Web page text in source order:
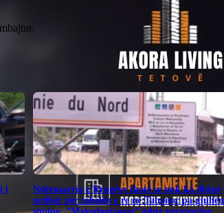
i
Ndërmarrja e Rrugëve thotë se nuk ka dhënë
urdhër për tabelën e re në Tabanoc pa gjuhën